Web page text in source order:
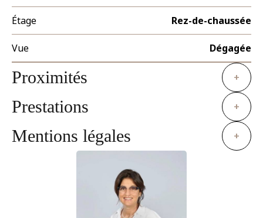
Étage Rez-de-chaussée
Vue Dégagée
Proximités +
Prestations +
Mentions légales +